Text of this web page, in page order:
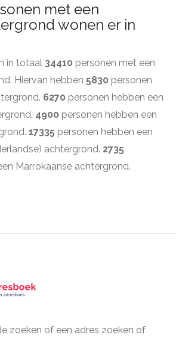
met een
wonen er in
in totaal 34410 personen met een
Hiervan hebben 5830 personen
6270 personen hebben een
4900 personen hebben een
17335 personen hebben een
achtergrond. 2735
Marrokaanse achtergrond.
zoeken of een adres zoeken of